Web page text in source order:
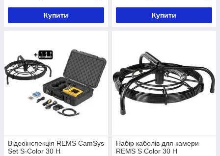
Купити Купити
Відеоінспекція REMS CamSys
Set S-Color 30 H
Набір кабелів для камери
REMS S Color 30 H